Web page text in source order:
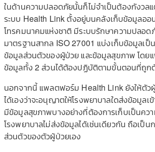
ในด้านความปลอดภัยนั้นก็ไม่จำเป็นต้องกังวลแ
ระบบ Health Link ตั้งอยู่บนคลังเก็บข้อมูลออ
โทรคมนาคมแห่งชาติ มีระบบรักษาความปลอด
มาตรฐานสากล ISO 27001 แบ่งเก็บข้อมูลเป็
ข้อมูลส่วนตัวของผู้ป่วย และข้อมูลสุขภาพ โดย
ข้อมูลทั้ง 2 ส่วนได้ต้องปฏิบัติตามขั้นตอนที่ถูก
นอกจากนี้ แพลตฟอร์ม Health Link ยังให้ตัว
ได้เองว่าจะอนุญาตให้โรงพยาบาลใดส่งข้อมูลเ
มีข้อมูลสุขภาพบางอย่างที่ต้องการเก็บเป็นคว
โรงพยาบาลไม่ส่งข้อมูลได้เช่นเดียวกัน ถือเป็น
ส่วนตัวของตัวผู้ป่วยเอง